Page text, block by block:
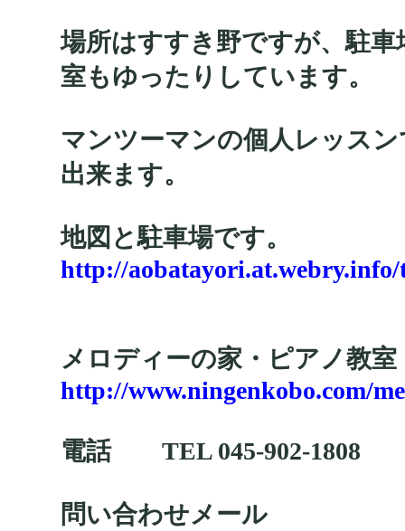
場所はすすき野ですが、駐
室もゆったりしています。
マンツーマンの個人レッス
出来ます。
地図と駐車場です。
http://aobatayori.at.webry.info/
メロディーの家・ピアノ教室
http://www.ningenkobo.com/
電話 TEL 045-902-1808
問い合わせメール